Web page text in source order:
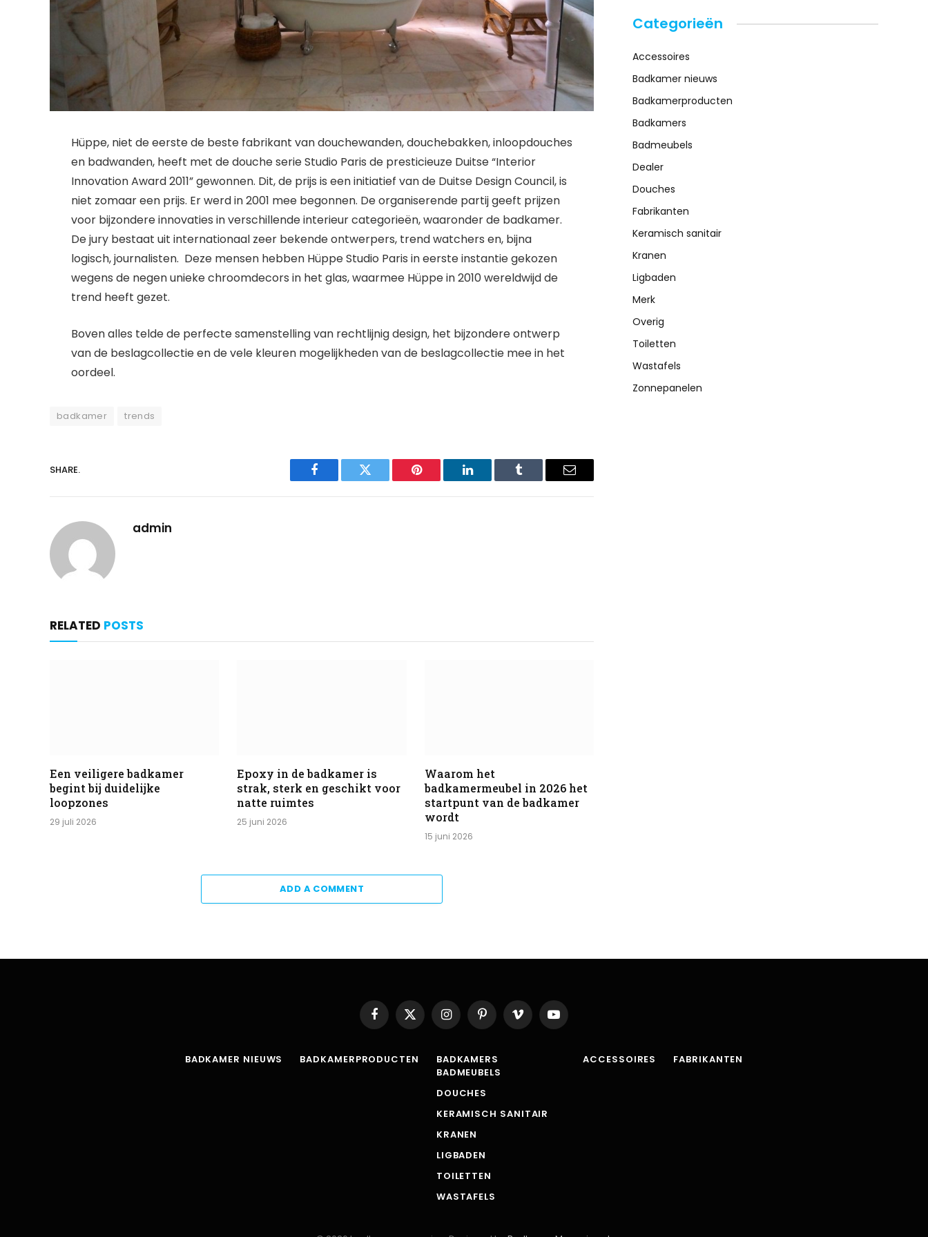
Hüppe, niet de eerste de beste fabrikant van douchewanden, douchebakken, inloopdouches
en badwanden, heeft met de douche serie Studio Paris de presticieuze Duitse “Interior
Innovation Award 2011” gewonnen. Dit, de prijs is een initiatief van de Duitse Design Council, is
niet zomaar een prijs. Er werd in 2001 mee begonnen. De organiserende partij geeft prijzen
voor bijzondere innovaties in verschillende interieur categorieën, waaronder de badkamer.
De jury bestaat uit internationaal zeer bekende ontwerpers, trend watchers en, bijna
logisch, journalisten. Deze mensen hebben Hüppe Studio Paris in eerste instantie gekozen
wegens de negen unieke chroomdecors in het glas, waarmee Hüppe in 2010 wereldwijd de
trend heeft gezet.
Boven alles telde de perfecte samenstelling van rechtlijnig design, het bijzondere ontwerp
van de beslagcollectie en de vele kleuren mogelijkheden van de beslagcollectie mee in het
oordeel.
badkamer trends
SHARE.
Facebook Twitter Pinterest LinkedIn Tumblr Email
admin
RELATED POSTS
Een veiligere badkamer
begint bij duidelijke
loopzones
29 juli 2026
Epoxy in de badkamer is
strak, sterk en geschikt voor
natte ruimtes
25 juni 2026
Waarom het
badkamermeubel in 2026 het
startpunt van de badkamer
wordt
15 juni 2026
ADD A COMMENT
Categorieën
Accessoires
Badkamer nieuws
Badkamerproducten
Badkamers
Badmeubels
Dealer
Douches
Fabrikanten
Keramisch sanitair
Kranen
Ligbaden
Merk
Overig
Toiletten
Wastafels
Zonnepanelen
Facebook
X
(Twitter)
InstagramPinterestVimeo YouTube
BADKAMER NIEUWS BADKAMERPRODUCTEN
BADKAMERS
BADMEUBELS
DOUCHES
KERAMISCH SANITAIR
KRANEN
LIGBADEN
TOILETTEN
WASTAFELS
ACCESSOIRES FABRIKANTEN